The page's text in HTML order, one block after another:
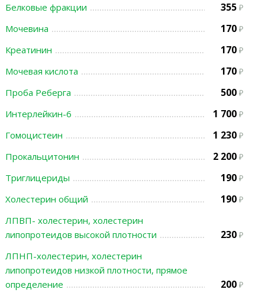
Белковые фракции 355
Мочевина 170
Креатинин 170
Мочевая кислота 170
Проба Реберга 500
Интерлейкин-6 1 700
Гомоцистеин 1 230
Прокальцитонин 2 200
Триглицериды 190
Холестерин общий 190
ЛПВП- холестерин, холестерин
липопротеидов высокой плотности
230
ЛПНП-холестерин, холестерин
липопротеидов низкой плотности, прямое
определение
200